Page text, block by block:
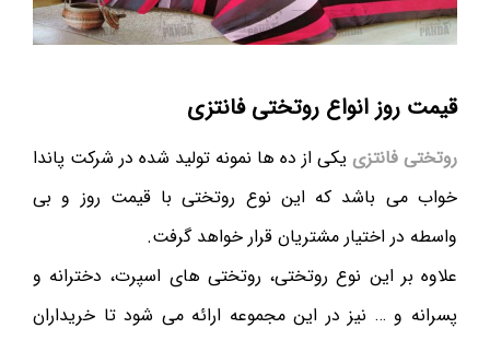
قیمت روز انواع روتختی فانتزی
روتختی فانتزی یکی از ده ها نمونه تولید شده در شرکت پاندا
خواب می باشد که این نوع روتختی با قیمت روز و بی
واسطه در اختیار مشتریان قرار خواهد گرفت.
علاوه بر این نوع روتختی، روتختی های اسپرت، دخترانه و
پسرانه و … نیز در این مجموعه ارائه می شود تا خریداران